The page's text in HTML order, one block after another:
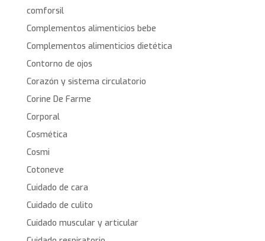
comforsil
Complementos alimenticios bebe
Complementos alimenticios dietética
Contorno de ojos
Corazón y sistema circulatorio
Corine De Farme
Corporal
Cosmética
Cosmi
Cotoneve
Cuidado de cara
Cuidado de culito
Cuidado muscular y articular